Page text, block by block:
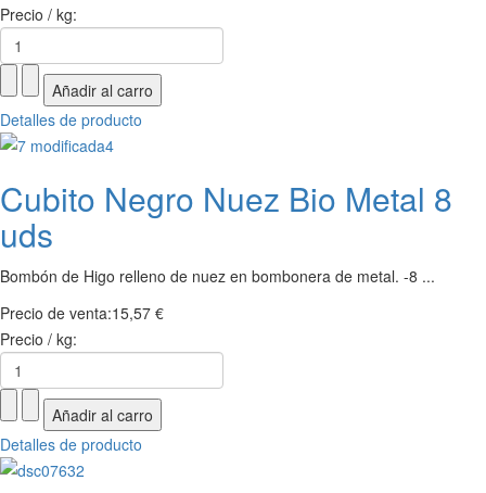
Precio / kg:
Detalles de producto
Cubito Negro Nuez Bio Metal 8
uds
Bombón de Higo relleno de nuez en bombonera de metal. -8 ...
Precio de venta:15,57 €
Precio / kg:
Detalles de producto